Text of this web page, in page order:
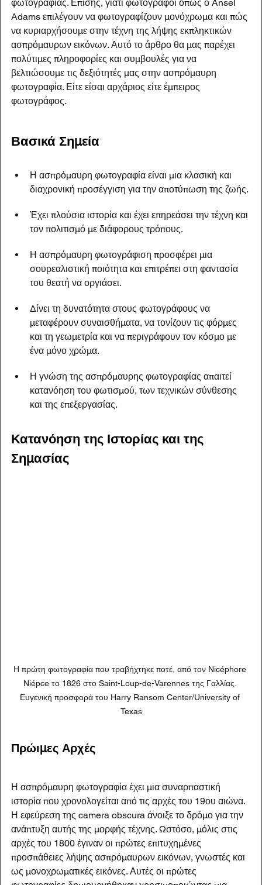
φωτογραφίας. Επίσης, γιατί φωτογράφοι όπως ο Ansel
Adams επιλέγουν να φωτογραφίζουν μονόχρωμα και πώς
να κυριαρχήσουμε στην τέχνη της λήψης εκπληκτικών
ασπρόμαυρων εικόνων. Αυτό το άρθρο θα μας παρέχει
πολύτιμες πληροφορίες και συμβουλές για να
βελτιώσουμε τις δεξιότητές μας στην ασπρόμαυρη
φωτογραφία. Είτε είσαι αρχάριος είτε έμπειρος
φωτογράφος.
Βασικά Σημεία
Η ασπρόμαυρη φωτογραφία είναι μια κλασική και
διαχρονική προσέγγιση για την αποτύπωση της ζωής.
Έχει πλούσια ιστορία και έχει επηρεάσει την τέχνη και
τον πολιτισμό με διάφορους τρόπους.
Η ασπρόμαυρη φωτογράφιση προσφέρει μια
σουρεαλιστική ποιότητα και επιτρέπει στη φαντασία
του θεατή να οργιάσει.
Δίνει τη δυνατότητα στους φωτογράφους να
μεταφέρουν συναισθήματα, να τονίζουν τις φόρμες
και τη γεωμετρία και να περιγράφουν τον κόσμο με
ένα μόνο χρώμα.
Η γνώση της ασπρόμαυρης φωτογραφίας απαιτεί
κατανόηση του φωτισμού, των τεχνικών σύνθεσης
και της επεξεργασίας.
Κατανόηση της Ιστορίας και της
Σημασίας
Η πρώτη φωτογραφία που τραβήχτηκε ποτέ, από τον Nicéphore
Niépce το 1826 στο Saint-Loup-de-Varennes της Γαλλίας.
Ευγενική προσφορά του Harry Ransom Center/University of
Texas
Πρώιμες Αρχές
Η ασπρόμαυρη φωτογραφία έχει μια συναρπαστική
ιστορία που χρονολογείται από τις αρχές του 19ου αιώνα.
Η εφεύρεση της camera obscura άνοιξε το δρόμο για την
ανάπτυξη αυτής της μορφής τέχνης. Ωστόσο, μόλις στις
αρχές του 1800 έγιναν οι πρώτες επιτυχημένες
προσπάθειες λήψης ασπρόμαυρων εικόνων, γνωστές και
ως μονοχρωματικές εικόνες. Αυτές οι πρώτες